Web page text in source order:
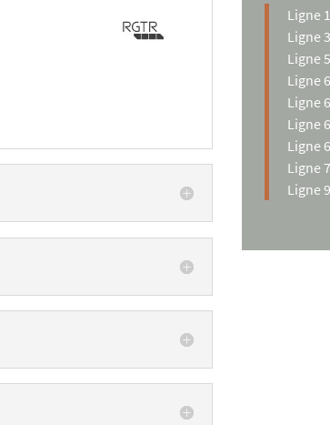
Ligne
Ligne
Ligne
Ligne
Ligne
Ligne
Ligne
Ligne
Ligne